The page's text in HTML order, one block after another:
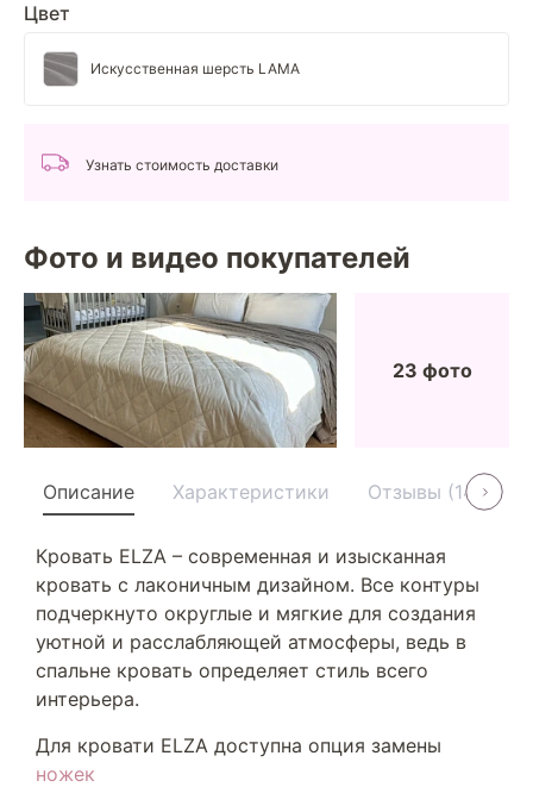
Цвет
Искусственная шерсть LAMA
Узнать стоимость доставки
Фото и видео покупателей
23 фото
Описание Характеристики Отзывы (14)
Кровать ELZA – современная и изысканная
кровать с лаконичным дизайном. Все контуры
подчеркнуто округлые и мягкие для создания
уютной и расслабляющей атмосферы, ведь в
спальне кровать определяет стиль всего
интерьера.
Для кровати ELZA доступна опция замены
ножек